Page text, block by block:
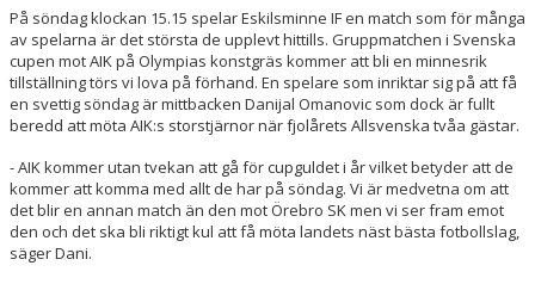
På söndag klockan 15.15 spelar Eskilsminne IF en match som för många
av spelarna är det största de upplevt hittills. Gruppmatchen i Svenska
cupen mot AIK på Olympias konstgräs kommer att bli en minnesrik
tillställning törs vi lova på förhand. En spelare som inriktar sig på att få
en svettig söndag är mittbacken Danijal Omanovic som dock är fullt
beredd att möta AIK:s storstjärnor när fjolårets Allsvenska tvåa gästar.
- AIK kommer utan tvekan att gå för cupguldet i år vilket betyder att de
kommer att komma med allt de har på söndag. Vi är medvetna om att
det blir en annan match än den mot Örebro SK men vi ser fram emot
den och det ska bli riktigt kul att få möta landets näst bästa fotbollslag,
säger Dani.